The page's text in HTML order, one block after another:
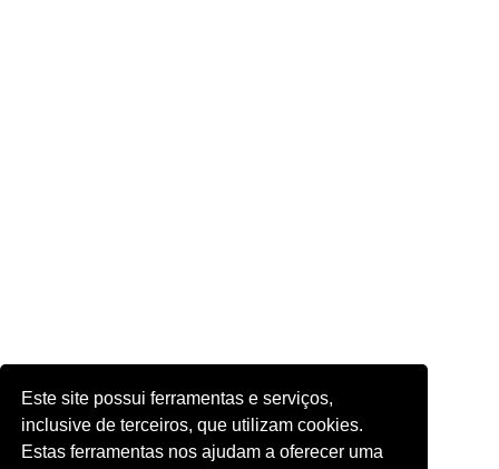
Este site possui ferramentas e serviços,
inclusive de terceiros, que utilizam cookies.
Estas ferramentas nos ajudam a oferecer uma